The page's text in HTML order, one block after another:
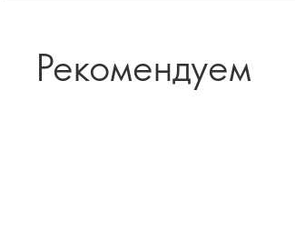
Рекомендуем